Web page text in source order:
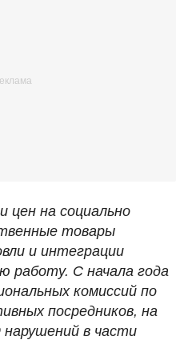
цен на социально
товары
и интеграции
работу. С начала года
комиссий по
посредников, на
в части